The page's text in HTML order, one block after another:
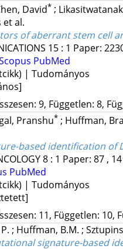
David* ;
et al.
of aberrant stem cell
15: 1 Paper:
PubMed
| Tudományos
9, Független: 8,
Pranshu* ; Huffman,
based identification of
8: 1 Paper: 87 ,
PubMed
| Tudományos
11, Független: 10,
; Huffman, B.M. ;
signature-based